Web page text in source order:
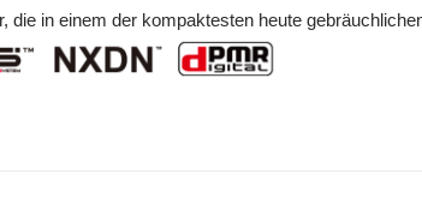
die in einem der kompaktesten heute